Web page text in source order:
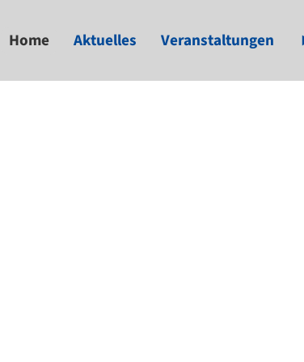
Home Aktuelles Veranstaltungen